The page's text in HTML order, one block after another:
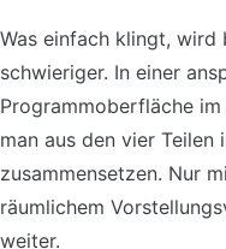
Was einfach klingt, wird
schwieriger. In einer
Programmoberfläche
man aus den vier
zusammensetzen. Nur
räumlichem
weiter.